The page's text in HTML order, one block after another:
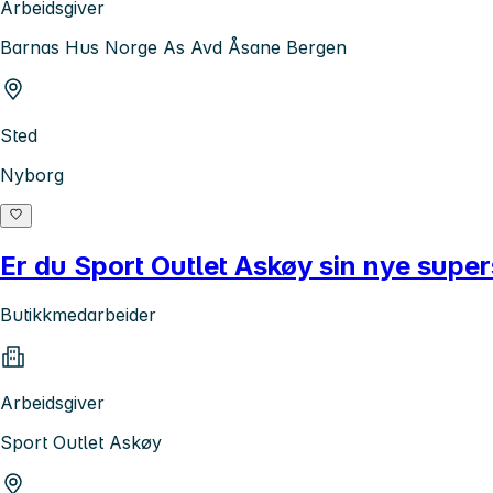
Arbeidsgiver
Barnas Hus Norge As Avd Åsane Bergen
Sted
Nyborg
Er du Sport Outlet Askøy sin nye
Butikkmedarbeider
Arbeidsgiver
Sport Outlet Askøy